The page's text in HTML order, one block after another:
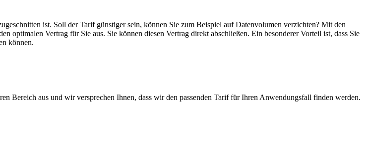
ist. Soll der Tarif günstiger sein, können Sie zum Beispiel auf Datenvolumen verzichten? Mit den
Vertrag für Sie aus. Sie können diesen Vertrag direkt abschließen. Ein besonderer Vorteil ist, dass Sie
können.
Bereich aus und wir versprechen Ihnen, dass wir den passenden Tarif für Ihren Anwendungsfall finden werden.